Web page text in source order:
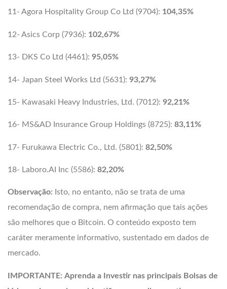
11- Agora Hospitality Group Co Ltd (9704): 104,35%
12- Asics Corp (7936): 102,67%
13- DKS Co Ltd (4461): 95,05%
14- Japan Steel Works Ltd (5631): 93,27%
15- Kawasaki Heavy Industries, Ltd. (7012): 92,21%
16- MS&AD Insurance Group Holdings (8725): 83,11%
17- Furukawa Electric Co., Ltd. (5801): 82,50%
18- Laboro.AI Inc (5586): 82,20%
Observação: Isto, no entanto, não se trata de uma
recomendação de compra, nem afirmação que tais ações
são melhores que o Bitcoin. O conteúdo exposto tem
caráter meramente informativo, sustentado em dados de
mercado.
IMPORTANTE: Aprenda a Investir nas principais Bolsas de